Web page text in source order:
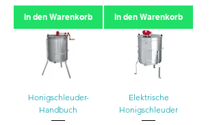
In den Warenkorb In den Warenkorb
Honigschleuder-
Handbuch
Elektrische
Honigschleuder